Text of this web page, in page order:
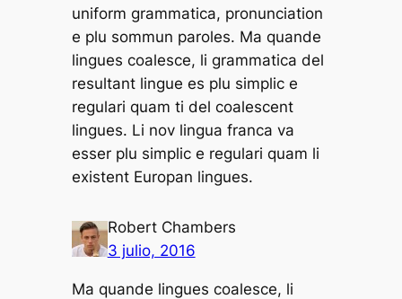
uniform grammatica, pronunciation
e plu sommun paroles. Ma quande
lingues coalesce, li grammatica del
resultant lingue es plu simplic e
regulari quam ti del coalescent
lingues. Li nov lingua franca va
esser plu simplic e regulari quam li
existent Europan lingues.
Robert Chambers
3 julio, 2016
Ma quande lingues coalesce, li